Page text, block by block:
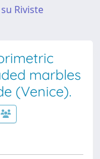
Riviste
marbles
(Venice).